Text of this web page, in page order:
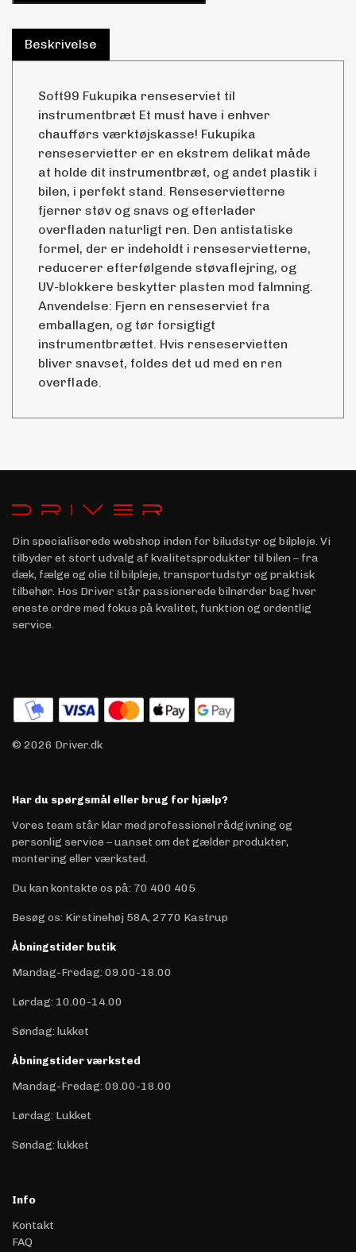
Beskrivelse
Soft99 Fukupika renseserviet til
instrumentbræt Et must have i enhver
chaufførs værktøjskasse! Fukupika
renseservietter er en ekstrem delikat måde
at holde dit instrumentbræt, og andet plastik i
bilen, i perfekt stand. Renseservietterne
fjerner støv og snavs og efterlader
overfladen naturligt ren. Den antistatiske
formel, der er indeholdt i renseservietterne,
reducerer efterfølgende støvaflejring, og
UV-blokkere beskytter plasten mod falmning.
Anvendelse: Fjern en renseserviet fra
emballagen, og tør forsigtigt
instrumentbrættet. Hvis renseservietten
bliver snavset, foldes det ud med en ren
overflade.
Din specialiserede webshop inden for biludstyr og bilpleje. Vi
tilbyder et stort udvalg af kvalitetsprodukter til bilen – fra
dæk, fælge og olie til bilpleje, transportudstyr og praktisk
tilbehør. Hos Driver står passionerede bilnørder bag hver
eneste ordre med fokus på kvalitet, funktion og ordentlig
service.
© 2026 Driver.dk
Har du spørgsmål eller brug for hjælp?
Vores team står klar med professionel rådgivning og
personlig service – uanset om det gælder produkter,
montering eller værksted.
Du kan kontakte os på: 70 400 405
Besøg os: Kirstinehøj 58A, 2770 Kastrup
Åbningstider butik
Mandag-Fredag: 09.00-18.00
Lørdag: 10.00-14.00
Søndag: lukket
Åbningstider værksted
Mandag-Fredag: 09.00-18.00
Lørdag: Lukket
Søndag: lukket
Info
Kontakt
FAQ